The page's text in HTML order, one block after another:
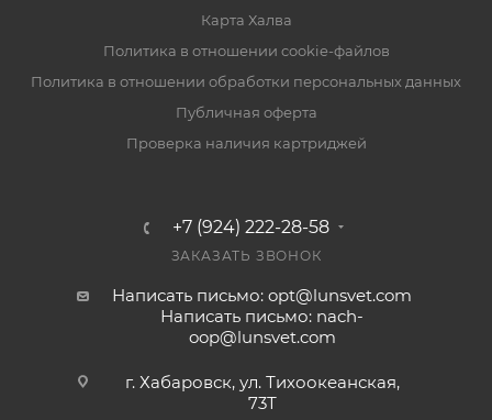
Карта Халва
Политика в отношении cookie-файлов
Политика в отношении обработки персональных данных
Публичная оферта
Проверка наличия картриджей
+7 (924) 222-28-58
ЗАКАЗАТЬ ЗВОНОК
Написать письмо: opt@lunsvet.com
Написать письмо: nach-
oop@lunsvet.com
г. Хабаровск, ул. Тихоокеанская,
73Т